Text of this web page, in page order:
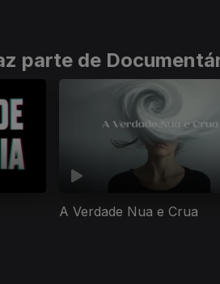
parte de
A Verdade Nua e Crua